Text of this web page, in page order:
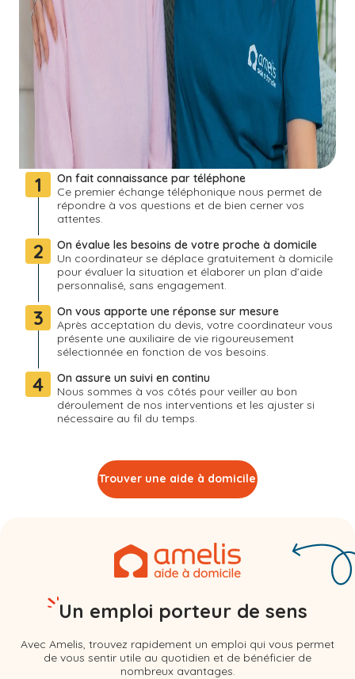
1
On fait connaissance par téléphone
Ce premier échange téléphonique nous permet de
répondre à vos questions et de bien cerner vos
attentes.
2
On évalue les besoins de votre proche à domicile
Un coordinateur se déplace gratuitement à domicile
pour évaluer la situation et élaborer un plan d’aide
personnalisé, sans engagement.
3
On vous apporte une réponse sur mesure
Après acceptation du devis, votre coordinateur vous
présente une auxiliaire de vie rigoureusement
sélectionnée en fonction de vos besoins.
4
On assure un suivi en continu
Nous sommes à vos côtés pour veiller au bon
déroulement de nos interventions et les ajuster si
nécessaire au fil du temps.
Trouver une aide à domicile
Un emploi porteur de sens
Avec Amelis, trouvez rapidement un emploi qui vous permet
de vous sentir utile au quotidien et de bénéficier de
nombreux avantages.